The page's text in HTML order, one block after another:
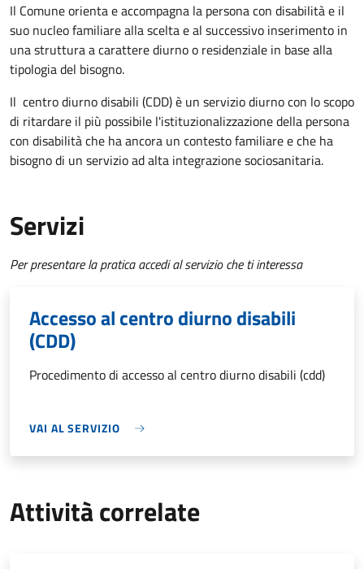
Il Comune orienta e accompagna la persona con disabilità e il
suo nucleo familiare alla scelta e al successivo inserimento in
una struttura a carattere diurno o residenziale in base alla
tipologia del bisogno.
Il centro diurno disabili (CDD) è un servizio diurno con lo scopo
di ritardare il più possibile l'istituzionalizzazione della persona
con disabilità che ha ancora un contesto familiare e che ha
bisogno di un servizio ad alta integrazione sociosanitaria.
Servizi
Per presentare la pratica accedi al servizio che ti interessa
Accesso al centro diurno disabili
(CDD)
Procedimento di accesso al centro diurno disabili (cdd)
VAI AL SERVIZIO
Attività correlate